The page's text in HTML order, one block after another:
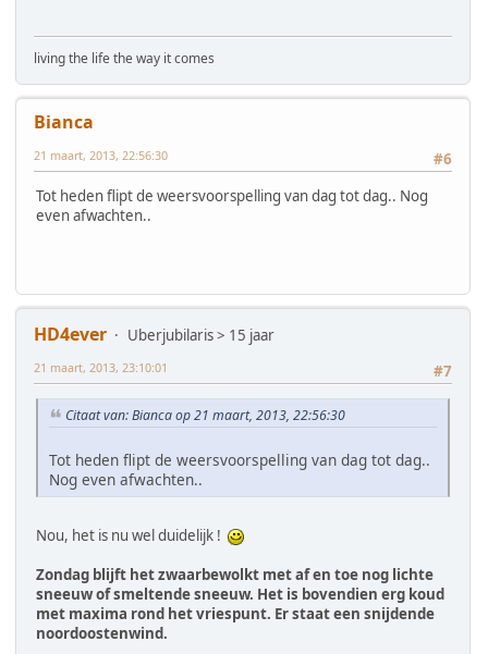
living the life the way it comes
Bianca
#6
21 maart, 2013, 22:56:30
Tot heden flipt de weersvoorspelling van dag tot dag.. Nog
even afwachten..
HD4ever
Uberjubilaris > 15 jaar
#7
21 maart, 2013, 23:10:01
Citaat van: Bianca op 21 maart, 2013, 22:56:30
Tot heden flipt de weersvoorspelling van dag tot dag..
Nog even afwachten..
Nou, het is nu wel duidelijk !
Zondag blijft het zwaarbewolkt met af en toe nog lichte
sneeuw of smeltende sneeuw. Het is bovendien erg koud
met maxima rond het vriespunt. Er staat een snijdende
noordoostenwind.